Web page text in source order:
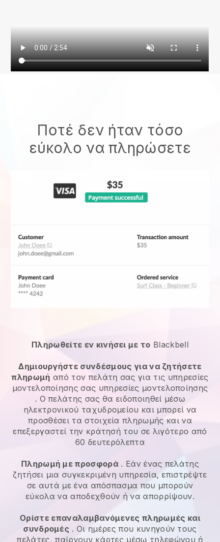
Ποτέ δεν ήταν τόσο
εύκολο να πληρώσετε
Πληρωθείτε εν κινήσει με το Blackbell
Δημιουργήστε συνδέσμους για να ζητήσετε
πληρωμή από τον πελάτη σας για τις υπηρεσίες
μοντελοποίησης σας υπηρεσίες μοντελοποίησης
. Ο πελάτης σας θα ειδοποιηθεί μέσω
ηλεκτρονικού ταχυδρομείου και μπορεί να
προσθέσει τα στοιχεία πληρωμής και να
επεξεργαστεί την κράτησή του σε λιγότερο από
60 δευτερόλεπτα
Πληρωμή με προσφορά . Εάν ένας πελάτης
ζητήσει μια συγκεκριμένη υπηρεσία, επιστρέψτε
σε αυτά με ένα απόσπασμα που μπορούν
εύκολα να αποδεχθούν ή να απορρίψουν.
Ορίστε επαναλαμβανόμενες πληρωμές και
συνδρομές . Οι ημέρες που κυνηγούν τους
πελάτες, παίρνουν κάρτες μέσω τηλεφώνου ή